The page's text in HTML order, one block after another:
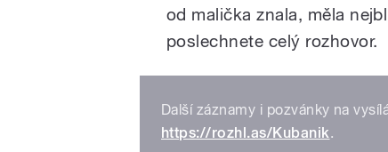
od malička znala, měla
poslechnete celý rozhovor.
Další záznamy i pozvánky na
https://rozhl.as/Kubanik.